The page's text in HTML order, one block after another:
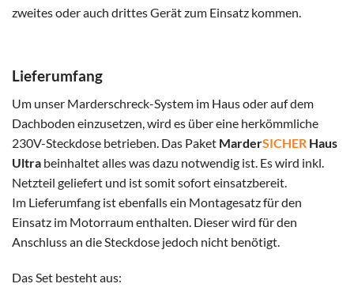
zweites oder auch drittes Gerät zum Einsatz kommen.
Lieferumfang
Um unser Marderschreck-System im Haus oder auf dem
Dachboden einzusetzen, wird es über eine herkömmliche
230V-Steckdose betrieben. Das Paket MarderSICHER Haus
Ultra beinhaltet alles was dazu notwendig ist. Es wird inkl.
Netzteil geliefert und ist somit sofort einsatzbereit.
Im Lieferumfang ist ebenfalls ein Montagesatz für den
Einsatz im Motorraum enthalten. Dieser wird für den
Anschluss an die Steckdose jedoch nicht benötigt.
Das Set besteht aus: